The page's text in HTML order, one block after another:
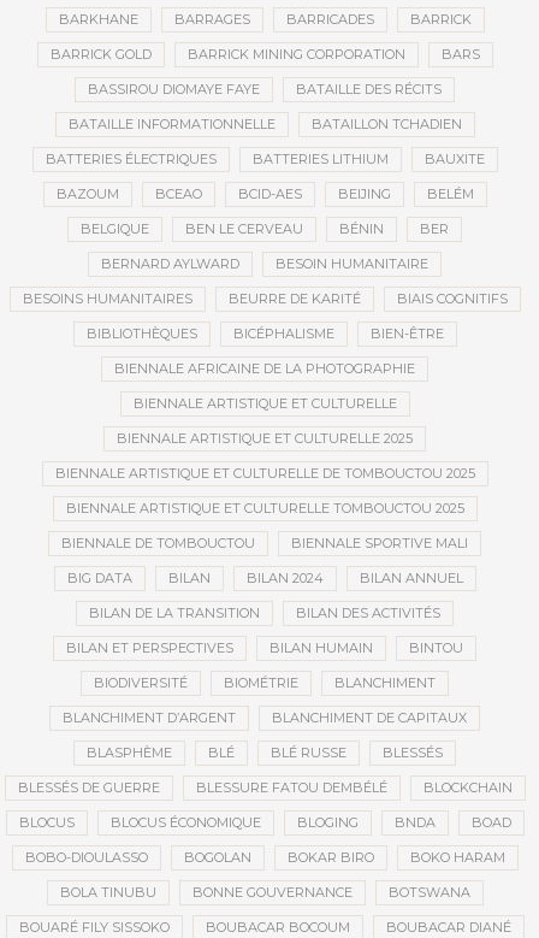
BARKHANE BARRAGES BARRICADES BARRICK
BARRICK GOLD BARRICK MINING CORPORATION BARS
BASSIROU DIOMAYE FAYE BATAILLE DES RÉCITS
BATAILLE INFORMATIONNELLE BATAILLON TCHADIEN
BATTERIES ÉLECTRIQUES BATTERIES LITHIUM BAUXITE
BAZOUM BCEAO BCID-AES BEIJING BELÉM
BELGIQUE BEN LE CERVEAU BÉNIN BER
BERNARD AYLWARD BESOIN HUMANITAIRE
BESOINS HUMANITAIRES BEURRE DE KARITÉ BIAIS COGNITIFS
BIBLIOTHÈQUES BICÉPHALISME BIEN-ÊTRE
BIENNALE AFRICAINE DE LA PHOTOGRAPHIE
BIENNALE ARTISTIQUE ET CULTURELLE
BIENNALE ARTISTIQUE ET CULTURELLE 2025
BIENNALE ARTISTIQUE ET CULTURELLE DE TOMBOUCTOU 2025
BIENNALE ARTISTIQUE ET CULTURELLE TOMBOUCTOU 2025
BIENNALE DE TOMBOUCTOU BIENNALE SPORTIVE MALI
BIG DATA BILAN BILAN 2024 BILAN ANNUEL
BILAN DE LA TRANSITION BILAN DES ACTIVITÉS
BILAN ET PERSPECTIVES BILAN HUMAIN BINTOU
BIODIVERSITÉ BIOMÉTRIE BLANCHIMENT
BLANCHIMENT D’ARGENT BLANCHIMENT DE CAPITAUX
BLASPHÈME BLÉ BLÉ RUSSE BLESSÉS
BLESSÉS DE GUERRE BLESSURE FATOU DEMBÉLÉ BLOCKCHAIN
BLOCUS BLOCUS ÉCONOMIQUE BLOGING BNDA BOAD
BOBO-DIOULASSO BOGOLAN BOKAR BIRO BOKO HARAM
BOLA TINUBU BONNE GOUVERNANCE BOTSWANA
BOUARÉ FILY SISSOKO BOUBACAR BOCOUM BOUBACAR DIANÉ